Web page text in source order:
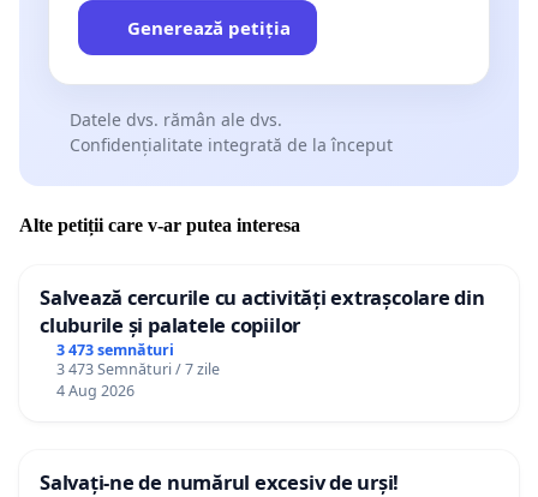
Generează petiția
Datele dvs. rămân ale dvs.
Confidențialitate integrată de la început
Alte petiții care v-ar putea interesa
Salvează cercurile cu activități extrașcolare din
cluburile și palatele copiilor
3 473 semnături
3 473 Semnături / 7 zile
4 Aug 2026
Salvați-ne de numărul excesiv de urși!